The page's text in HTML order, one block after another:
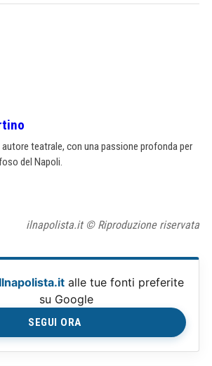
teatrale, con una passione profonda per
del Napoli.
ilnapolista.it © Riproduzione riservata
Ilnapolista.it alle tue fonti preferite
su Google
SEGUI ORA